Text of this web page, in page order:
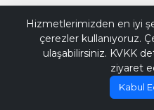
Hizmetlerimizden en iyi
çerezler kullanıyoruz.
ulaşabilirsiniz. KVKK
ziyaret
Kabul